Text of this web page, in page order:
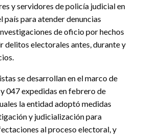
y servidores de policía judicial en
país para atender denuncias
de oficio por hechos
delitos electorales antes, durante y
se desarrollan en el marco de
047 expedidas en febrero de
la entidad adoptó medidas
y judicialización para
al proceso electoral, y